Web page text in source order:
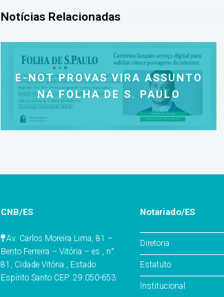
Notícias Relacionadas
E-NOT PROVAS VIRA ASSUNTO
NA FOLHA DE S. PAULO
CNB/ES
Av. Carlos Moreira Lima, 81 –
Bento Ferreira – Vitória – es , n°
81, Cidade Vitória , Estado
Espírito Santo CEP: 29.050-653
Notariado/ES
Diretoria
Estatuto
Institucional